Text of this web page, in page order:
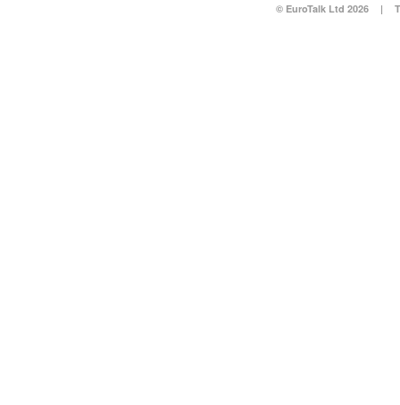
© EuroTalk Ltd 2026 |